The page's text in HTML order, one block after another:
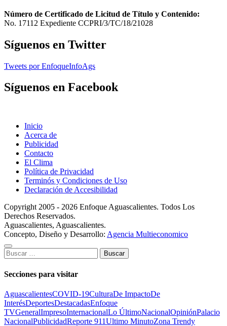
Número de Certificado de Licitud de Título y Contenido:
No. 17112 Expediente CCPRI/3/TC/18/21028
Síguenos en Twitter
Tweets por EnfoqueInfoAgs
Síguenos en Facebook
Inicio
Acerca de
Publicidad
Contacto
El Clima
Política de Privacidad
Terminós y Condiciones de Uso
Declaración de Accesibilidad
Copyright 2005 - 2026 Enfoque Aguascalientes. Todos Los
Derechos Reservados.
Aguascalientes, Aguascalientes.
Concepto, Diseño y Desarrollo: Agencia Multieconomico
Buscar:
Secciones para visitar
AguascalientesCOVID-19CulturaDe ImpactoDe
InterésDeportesDestacadasEnfoque
TVGeneralImpresoInternacionalLo ÚltimoNacionalOpiniónPalacio
NacionalPublicidadReporte 911Ultimo MinutoZona Trendy